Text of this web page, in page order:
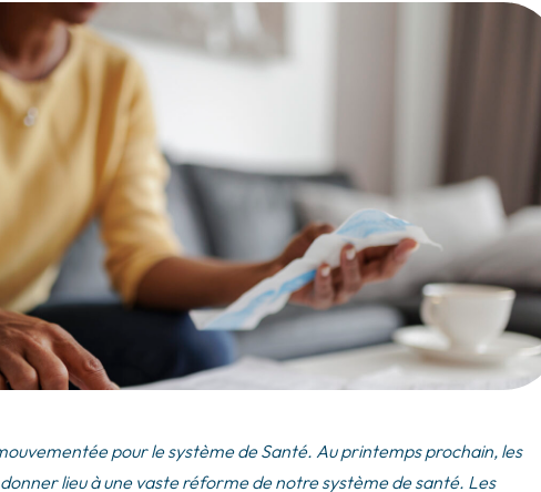
pour le système de Santé. Au printemps prochain, les
lieu à une vaste réforme de notre système de santé. Les